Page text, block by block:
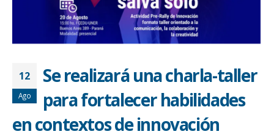
12
Ago
Se realizará una charla-taller
para fortalecer habilidades
en contextos de innovación